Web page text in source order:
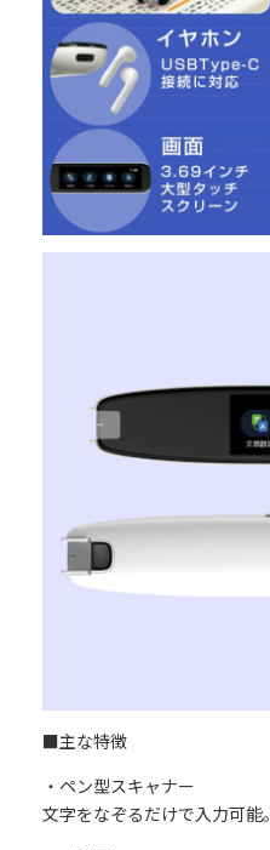
■主な特徴
・ペン型スキャナー
文字をなぞるだけで入力可能。